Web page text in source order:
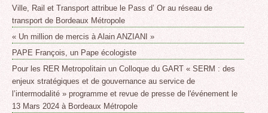
Ville, Rail et Transport attribue le Pass d’ Or au réseau de
transport de Bordeaux Métropole
« Un million de mercis à Alain ANZIANI »
PAPE François, un Pape écologiste
Pour les RER Metropolitain un Colloque du GART « SERM : des
enjeux stratégiques et de gouvernance au service de
l’intermodalité » programme et revue de presse de l'événement le
13 Mars 2024 à Bordeaux Métropole